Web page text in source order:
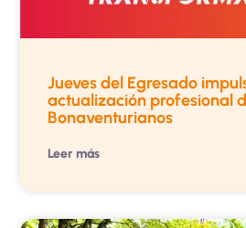
Jueves del Egresado
actualización profesional
Bonaventurianos
Leer más